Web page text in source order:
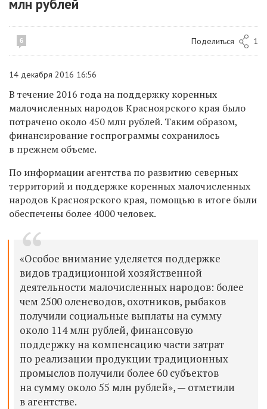
млн рублей
6 Поделиться 1
14 декабря 2016 16:56
В течение 2016 года на поддержку коренных
малочисленных народов Красноярского края было
потрачено около 450 млн рублей. Таким образом,
финансирование госпрограммы сохранилось
в прежнем объеме.
По информации агентства по развитию северных
территорий и поддержке коренных малочисленных
народов Красноярского края, помощью в итоге были
обеспечены более 4000 человек.
«Особое внимание уделяется поддержке
видов традиционной хозяйственной
деятельности малочисленных народов: более
чем 2500 оленеводов, охотников, рыбаков
получили социальные выплаты на сумму
около 114 млн рублей, финансовую
поддержку на компенсацию части затрат
по реализации продукции традиционных
промыслов получили более 60 субъектов
на сумму около 55 млн рублей», — отметили
в агентстве.